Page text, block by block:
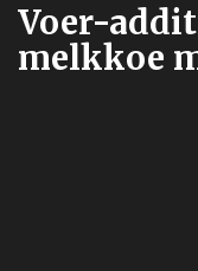
Voer-
melkkoe